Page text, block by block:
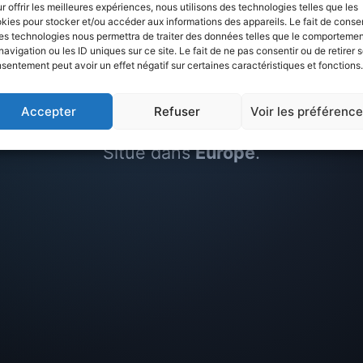
offrir les meilleures expériences, nous utilisons des technologies telles que les
pour stocker et/ou accéder aux informations des appareils. Le fait de
technologies nous permettra de traiter des données telles que le
ou les ID uniques sur ce site. Le fait de ne pas consentir ou de retirer
peut avoir un effet négatif sur certaines caractéristiques et fonctions.
Accepter Refuser Voir les
QUARTIER
Carouge
Situé dansEurope.